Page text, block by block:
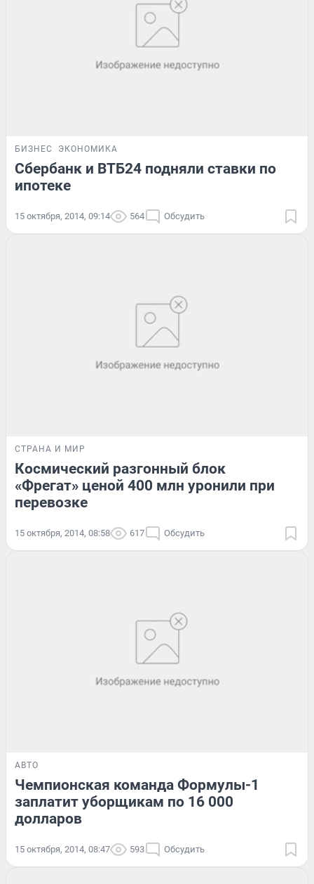
БИЗНЕС ЭКОНОМИКА
Сбербанк и ВТБ24 подняли ставки по
ипотеке
15 октября, 2014, 09:14 564 Обсудить
СТРАНА И МИР
Космический разгонный блок
«Фрегат» ценой 400 млн уронили при
перевозке
15 октября, 2014, 08:58 617 Обсудить
АВТО
Чемпионская команда Формулы-1
заплатит уборщикам по 16 000
долларов
15 октября, 2014, 08:47 593 Обсудить